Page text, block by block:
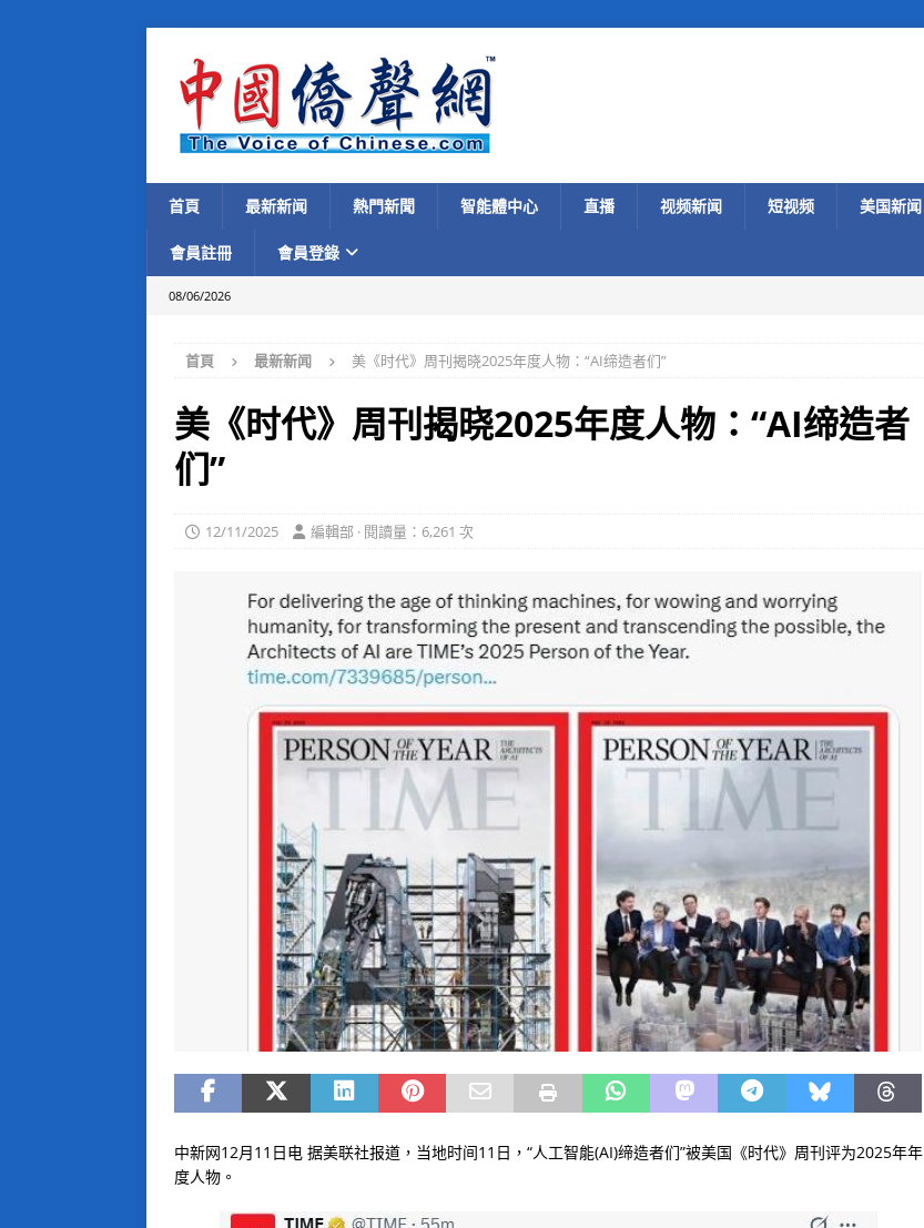
首頁 最新新闻 熱門新聞 智能體中心 直播 视频新闻 短视频 美国新闻
會員註冊 會員登錄
08/06/2026
首頁 最新新闻 美《时代》周刊揭晓2025年度人物：“AI缔造者们”
美《时代》周刊揭晓2025年度人物：“AI缔造者
们”
12/11/2025 編輯部 · 閱讀量：6,261 次
中新网12月11日电 据美联社报道，当地时间11日，“人工智能(AI)缔造者们”被美国《时代》周刊评为2025年年
度人物。